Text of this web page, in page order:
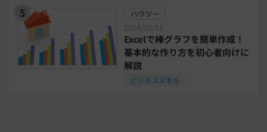
インボイス制度解説 税制改正
喪中はがき 働き方改革
ハウツー
2024/05/31
Excelで棒グラフを簡単作成！
基本的な作り方を初心者向けに
解説
ビジネススキル